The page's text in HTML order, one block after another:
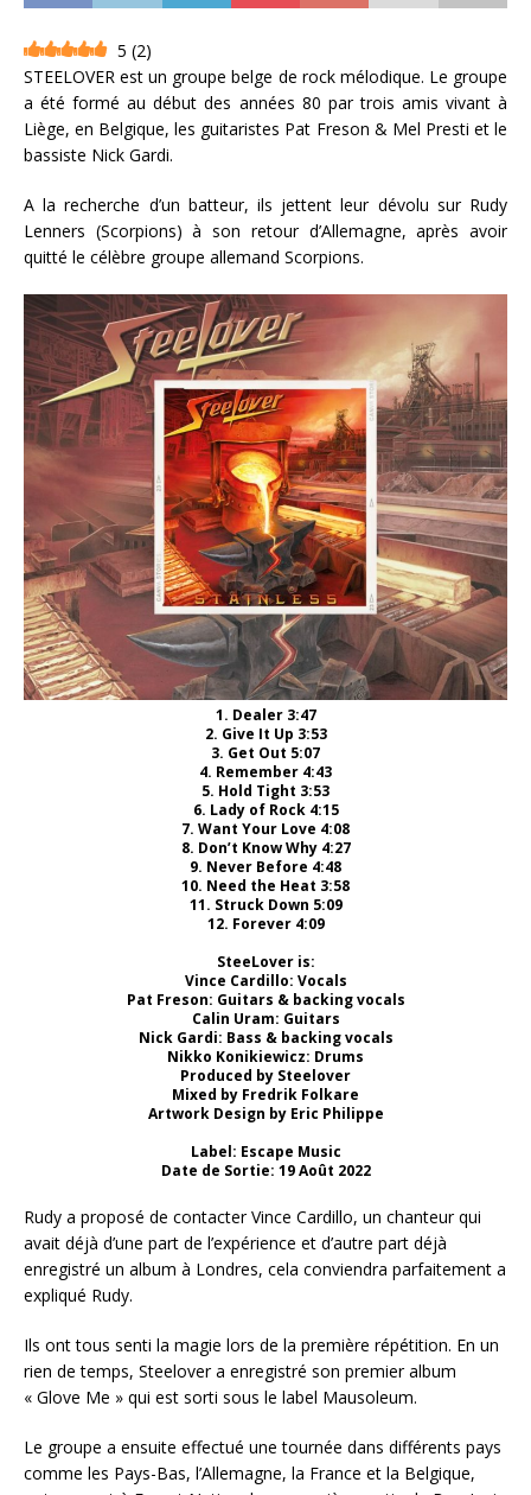
5 (2)
STEELOVER est un groupe belge de rock mélodique. Le groupe
a été formé au début des années 80 par trois amis vivant à
Liège, en Belgique, les guitaristes Pat Freson & Mel Presti et le
bassiste Nick Gardi.
A la recherche d’un batteur, ils jettent leur dévolu sur Rudy
Lenners (Scorpions) à son retour d’Allemagne, après avoir
quitté le célèbre groupe allemand Scorpions.
1. Dealer 3:47
2. Give It Up 3:53
3. Get Out 5:07
4. Remember 4:43
5. Hold Tight 3:53
6. Lady of Rock 4:15
7. Want Your Love 4:08
8. Don’t Know Why 4:27
9. Never Before 4:48
10. Need the Heat 3:58
11. Struck Down 5:09
12. Forever 4:09
SteeLover is:
Vince Cardillo: Vocals
Pat Freson: Guitars & backing vocals
Calin Uram: Guitars
Nick Gardi: Bass & backing vocals
Nikko Konikiewicz: Drums
Produced by Steelover
Mixed by Fredrik Folkare
Artwork Design by Eric Philippe
Label: Escape Music
Date de Sortie: 19 Août 2022
Rudy a proposé de contacter Vince Cardillo, un chanteur qui
avait déjà d’une part de l’expérience et d’autre part déjà
enregistré un album à Londres, cela conviendra parfaitement a
expliqué Rudy.
Ils ont tous senti la magie lors de la première répétition. En un
rien de temps, Steelover a enregistré son premier album
« Glove Me » qui est sorti sous le label Mausoleum.
Le groupe a ensuite effectué une tournée dans différents pays
comme les Pays-Bas, l’Allemagne, la France et la Belgique,